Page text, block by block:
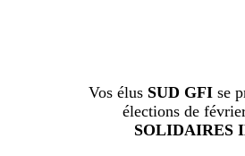
Vos élus SUD GFI se
élections de
SOLIDAIRES